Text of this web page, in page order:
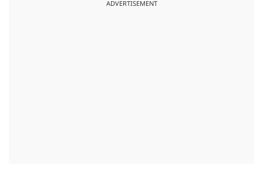
ADVERTISEMENT